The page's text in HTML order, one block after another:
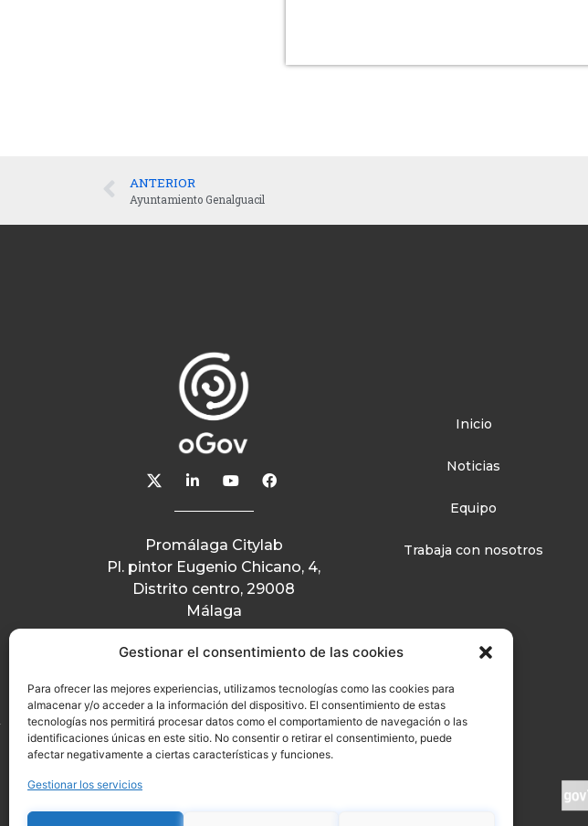
Gestionar el consentimiento de las cookies
Para ofrecer las mejores experiencias, utilizamos tecnologías como las cookies para
almacenar y/o acceder a la información del dispositivo. El consentimiento de estas
tecnologías nos permitirá procesar datos como el comportamiento de navegación o las
identificaciones únicas en este sitio. No consentir o retirar el consentimiento, puede
afectar negativamente a ciertas características y funciones.
Gestionar los servicios
ANTERIOR
Ayuntamiento Genalguacil
Promálaga Citylab
Pl. pintor Eugenio Chicano, 4,
Distrito centro, 29008
Málaga
Inicio
Noticias
Equipo
Trabaja con nosotros